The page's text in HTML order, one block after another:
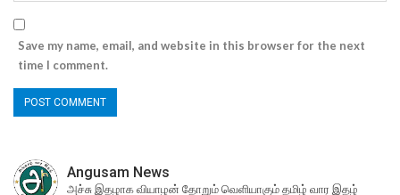
Save my name, email, and website in this browser for the next
time I comment.
Angusam News
அச்சு இதழாக வியாழன் தோறும் வெளியாகும் தமிழ் வார இதழ்